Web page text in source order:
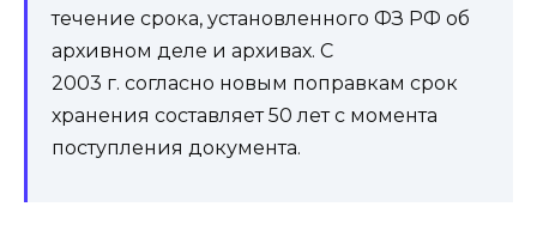
течение срока, установленного ФЗ РФ об
архивном деле и архивах. С
2003 г. согласно новым поправкам срок
хранения составляет 50 лет с момента
поступления документа.